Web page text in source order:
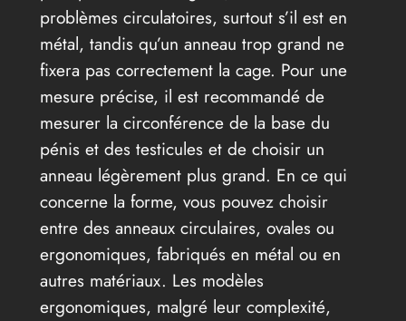
problèmes circulatoires, surtout s’il est en
métal, tandis qu’un anneau trop grand ne
fixera pas correctement la cage. Pour une
mesure précise, il est recommandé de
mesurer la circonférence de la base du
pénis et des testicules et de choisir un
anneau légèrement plus grand. En ce qui
concerne la forme, vous pouvez choisir
entre des anneaux circulaires, ovales ou
ergonomiques, fabriqués en métal ou en
autres matériaux. Les modèles
ergonomiques, malgré leur complexité,